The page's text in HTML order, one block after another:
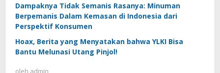
Dampaknya Tidak Semanis Rasanya: Minuman
Berpemanis Dalam Kemasan di Indonesia dari
Perspektif Konsumen
Hoax, Berita yang Menyatakan bahwa YLKI Bisa
Bantu Melunasi Utang Pinjol!
oleh admin